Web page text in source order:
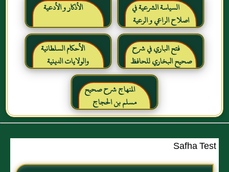
السياسة الشرعية في
اصلاح الراعي و الرعية
الأذكار و الأدعية
فتح الباري في شرح
صحيح البخاري للحافظ
ابن حجر العسقلاني
الأحكام السلطانية
والولايات الدينية
المنهاج شرح صحيح
مسلم بن الحجاج
Safha Test